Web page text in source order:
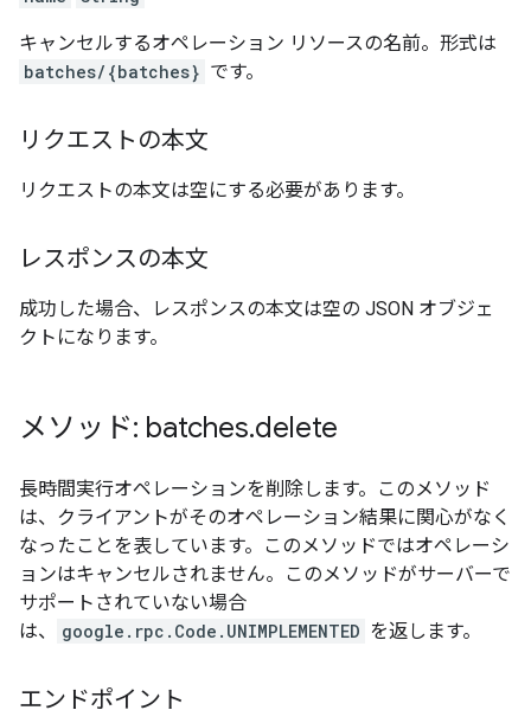
キャンセルするオペレーション リソースの名前。形式は
batches/{batches} です。
リクエストの本文
リクエストの本文は空にする必要があります。
レスポンスの本文
成功した場合、レスポンスの本文は空の JSON オブジェ
クトになります。
メソッド: batches.delete
長時間実行オペレーションを削除します。このメソッド
は、クライアントがそのオペレーション結果に関心がなく
なったことを表しています。このメソッドではオペレーシ
ョンはキャンセルされません。このメソッドがサーバーで
サポートされていない場合
は、
google.rpc.Code.UNIMPLEMENTED を返します。
エンドポイント